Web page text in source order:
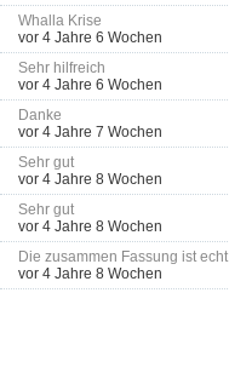
Whalla Krise
vor 4 Jahre 6 Wochen
Sehr hilfreich
vor 4 Jahre 6 Wochen
Danke
vor 4 Jahre 7 Wochen
Sehr gut
vor 4 Jahre 8 Wochen
Sehr gut
vor 4 Jahre 8 Wochen
Die zusammen Fassung ist echt
vor 4 Jahre 8 Wochen